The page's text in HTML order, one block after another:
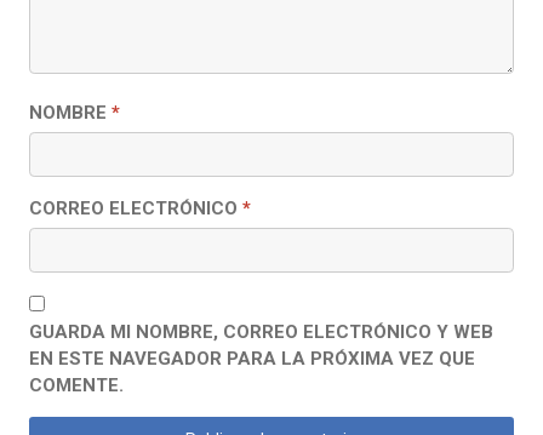
NOMBRE *
CORREO ELECTRÓNICO *
GUARDA MI NOMBRE, CORREO ELECTRÓNICO Y WEB
EN ESTE NAVEGADOR PARA LA PRÓXIMA VEZ QUE
COMENTE.